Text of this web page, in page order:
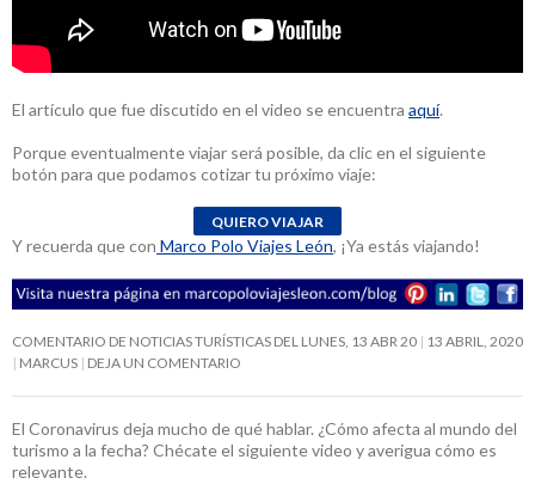
El artículo que fue discutido en el video se encuentra aquí.
Porque eventualmente viajar será posible, da clic en el siguiente
botón para que podamos cotizar tu próximo viaje:
Y recuerda que con Marco Polo Viajes León, ¡Ya estás viajando!
COMENTARIO DE NOTICIAS TURÍSTICAS DEL LUNES, 13 ABR 20
13 ABRIL, 2020
MARCUS DEJA UN COMENTARIO
El Coronavirus deja mucho de qué hablar. ¿Cómo afecta al mundo del
turismo a la fecha? Chécate el siguiente video y averigua cómo es
relevante.